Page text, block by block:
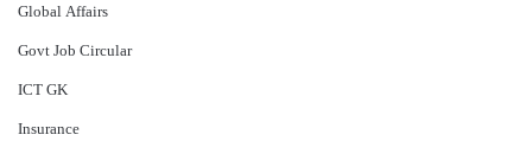
Global Affairs
Govt Job Circular
ICT GK
Insurance